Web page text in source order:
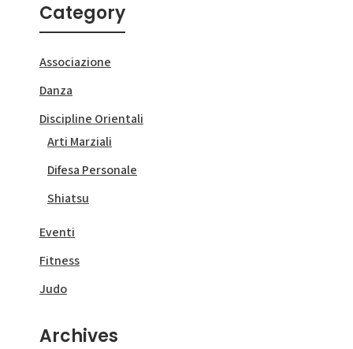
Category
Associazione
Danza
Discipline Orientali
Arti Marziali
Difesa Personale
Shiatsu
Eventi
Fitness
Judo
Archives